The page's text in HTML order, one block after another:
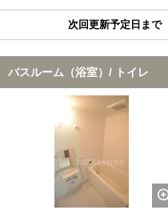
次回更新予定日まで
バスルーム（浴室）/ トイレ